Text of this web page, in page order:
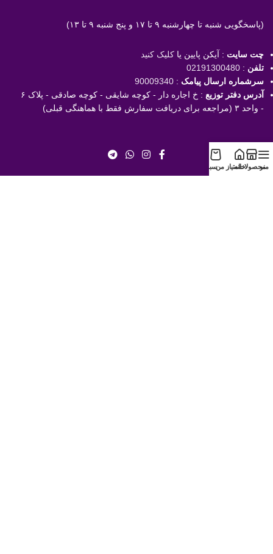
(پاسخگویی شنبه تا چهارشنبه ۹ تا ۱۷ و پنج شنبه ۹ تا ۱۳)
چت سایت : آیکن پایین یا کلیک کنید
تلفن :
02191300480
سرشماره ارسال پیامک :
90009340
آدرس دفتر توزیع
: خ اجاره دار - کوچه شایقی - کوچه صادقی - پلاک ۶
- واحد ۳ (مراجعه برای دریافت سفارش فقط با هماهنگی قبلی)
منو
محصولات
خانهامتیاز منسبد